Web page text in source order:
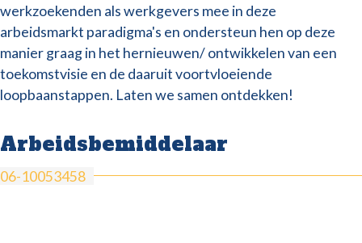
werkzoekenden als werkgevers mee in deze
arbeidsmarkt paradigma's en ondersteun hen op deze
manier graag in het hernieuwen/ ontwikkelen van een
toekomstvisie en de daaruit voortvloeiende
loopbaanstappen. Laten we samen ontdekken!
Arbeidsbemiddelaar
06-10053458